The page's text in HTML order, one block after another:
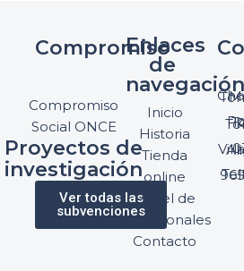
Compromiso
Compromiso
Social ONCE
Proyectos de
investigación
Ver todas las
subvenciones
Enlaces
de
navegación
Inicio
Historia
Tienda
online
Panel de
profesionales
Contacto
Pol. Ind.
03570